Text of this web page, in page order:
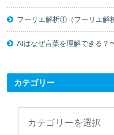
フーリエ解析①（フーリエ解
AIはなぜ言葉を理解できる？
カテゴリー